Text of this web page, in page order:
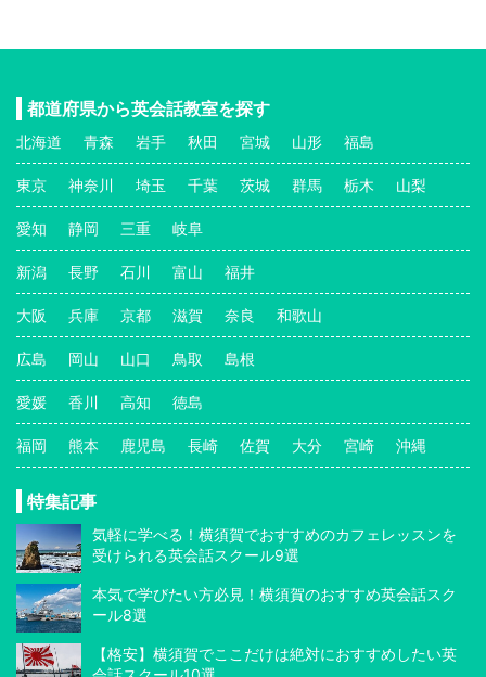
都道府県から英会話教室を探す
北海道 青森 岩手 秋田 宮城 山形 福島
東京 神奈川 埼玉 千葉 茨城 群馬 栃木 山梨
愛知 静岡 三重 岐阜
新潟 長野 石川 富山 福井
大阪 兵庫 京都 滋賀 奈良 和歌山
広島 岡山 山口 鳥取 島根
愛媛 香川 高知 徳島
福岡 熊本 鹿児島 長崎 佐賀 大分 宮崎 沖縄
特集記事
気軽に学べる！横須賀でおすすめのカフェレッスンを
受けられる英会話スクール9選
本気で学びたい方必見！横須賀のおすすめ英会話スク
ール8選
【格安】横須賀でここだけは絶対におすすめしたい英